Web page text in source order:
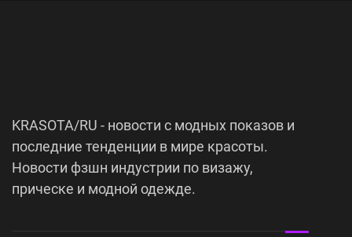
KRASOTA/RU - новости с модных показов и
последние тенденции в мире красоты.
Новости фзшн индустрии по визажу,
прическе и модной одежде.